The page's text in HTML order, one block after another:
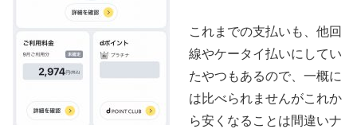
これまでの支払いも、他回
線やケータイ払いにしてい
たやつもあるので、一概に
は比べられませんがこれか
ら安くなることは間違いナ